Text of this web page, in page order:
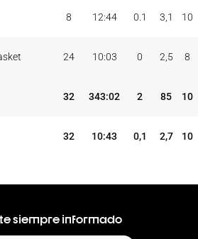
PAR MIN
5I
PUNTOS
8 12:44 0.1 3,1 10
24 10:03 0 2,5 8
32 343:02 2 85 10
32 10:43 0,1 2,7 10
siempre informado